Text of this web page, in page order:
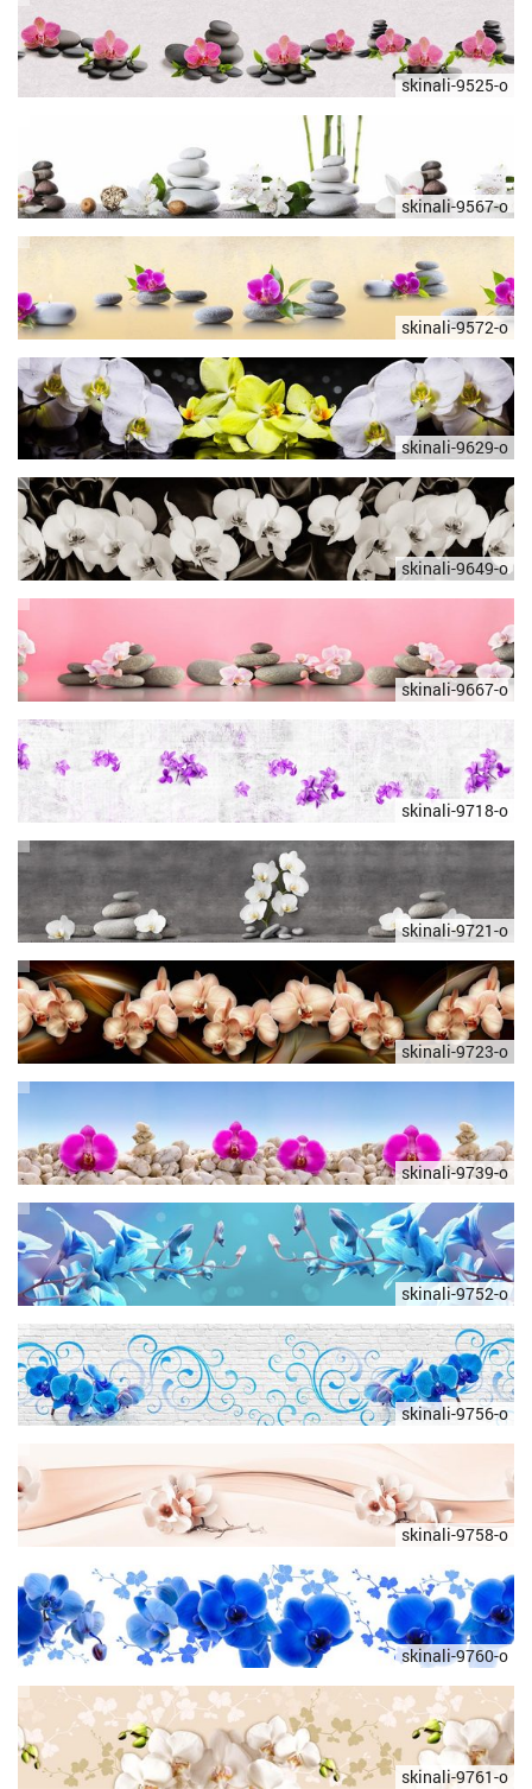
skinali-9525-o
skinali-9567-o
skinali-9572-o
skinali-9629-o
skinali-9649-o
skinali-9667-o
skinali-9718-o
skinali-9721-o
skinali-9723-o
skinali-9739-o
skinali-9752-o
skinali-9756-o
skinali-9758-o
skinali-9760-o
skinali-9761-o